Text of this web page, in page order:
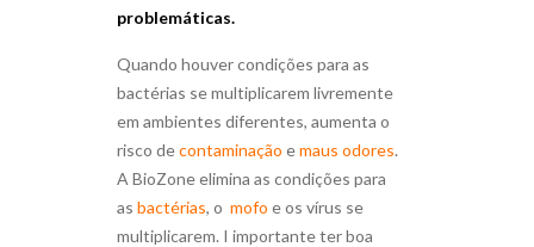
problemáticas.
Quando houver condições para as
bactérias se multiplicarem livremente
em ambientes diferentes, aumenta o
risco decontaminação emaus odores.
A BioZone elimina as condições para
as bactérias, o mofo e os vírus se
multiplicarem. I importante ter boa